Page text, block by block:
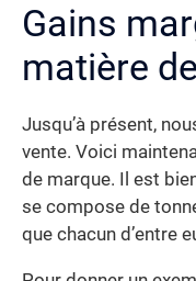
Gains
matière
Jusqu’à présent,
vente. Voici
de marque. Il est
se compose de
que chacun d’entre